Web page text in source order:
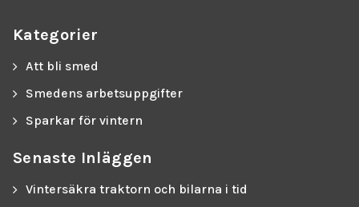
Kategorier
Att bli smed
Smedens arbetsuppgifter
Sparkar för vintern
Senaste Inläggen
Vintersäkra traktorn och bilarna i tid